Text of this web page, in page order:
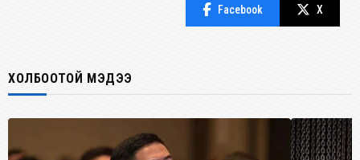
Facebook X
ХОЛБООТОЙ МЭДЭЭ